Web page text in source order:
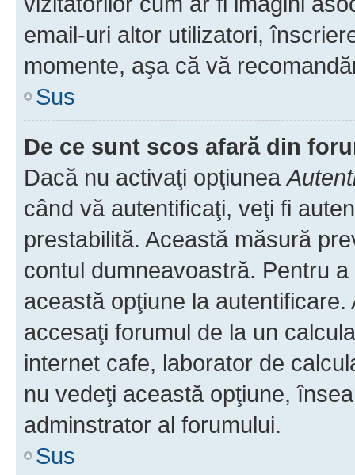
email-uri altor utilizatori,
momente, aşa că vă
Sus
De ce sunt scos afară din
Dacă nu activaţi opţiunea
când vă autentificaţi, veţi fi
prestabilită. Această măsură
contul dumneavoastră. Pentru
această opţiune la
accesaţi forumul de la un
internet cafe, laborator de
nu vedeţi această opţiune,
adminstrator al forumului.
Sus